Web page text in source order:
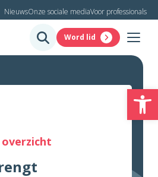
NieuwsOnze sociale mediaVoor professionals
Word lid